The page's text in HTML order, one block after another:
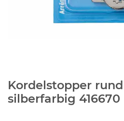
Kordelstopper rund
silberfarbig 416670